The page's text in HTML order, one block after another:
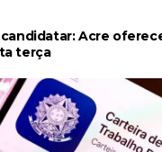
Acre
terça